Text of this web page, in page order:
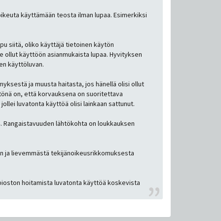
käyttämään teosta ilman lupaa. Esimerkiksi
siitä, oliko käyttäjä tietoinen käytön
ollut käyttöön asianmukaista lupaa. Hyvityksen
käyttöluvan.
ja muusta haitasta, jos hänellä olisi ollut
on, että korvauksena on suoritettava
luvatonta käyttöä olisi lainkaan sattunut.
lähtökohta on loukkauksen
ja lievemmästä tekijänoikeusrikkomuksesta
hoitamista luvatonta käyttöä koskevista